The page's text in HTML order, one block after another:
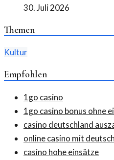
30. Juli 2026
Themen
Kultur
Empfohlen
1go casino
1go casino bonus ohne
casino deutschland
online casino mit
casino hohe einsätze